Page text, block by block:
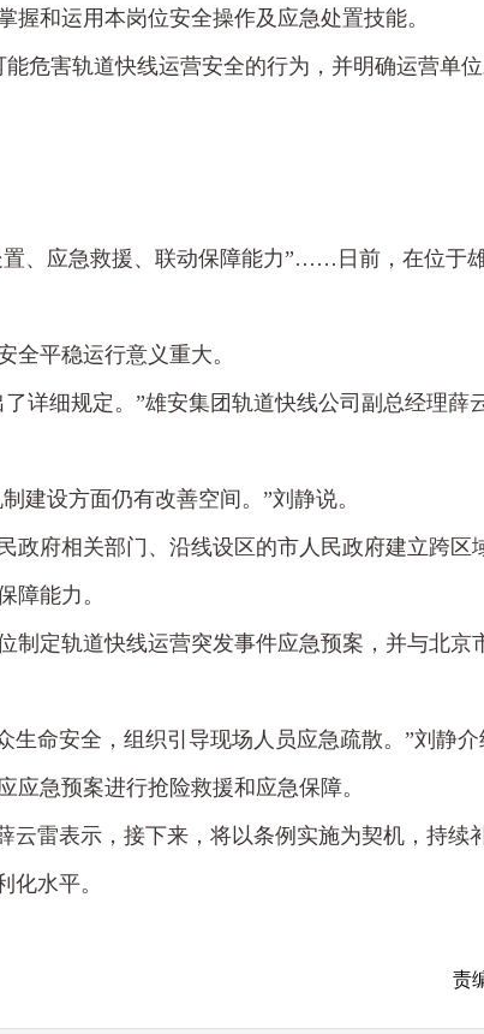
和运用本岗位安全操作及应急处置技能。
危害轨道快线运营安全的行为，并明确运营单
置、应急救援、联动保障能力”……日前，在位于
平稳运行意义重大。
详细规定。”雄安集团轨道快线公司副总经理薛
建设方面仍有改善空间。”刘静说。
政府相关部门、沿线设区的市人民政府建立跨区
障能力。
制定轨道快线运营突发事件应急预案，并与北京
命安全，组织引导现场人员应急疏散。”刘静
急预案进行抢险救援和应急保障。
云雷表示，接下来，将以条例实施为契机，持续
水平。
责